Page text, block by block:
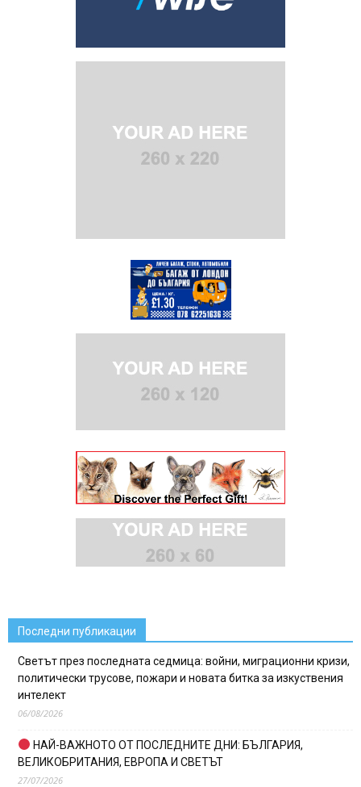
Последни публикации
Светът през последната седмица: войни, миграционни кризи,
политически трусове, пожари и новата битка за изкуствения
интелект
06/08/2026
НАЙ-ВАЖНОТО ОТ ПОСЛЕДНИТЕ ДНИ: БЪЛГАРИЯ,
ВЕЛИКОБРИТАНИЯ, ЕВРОПА И СВЕТЪТ
27/07/2026